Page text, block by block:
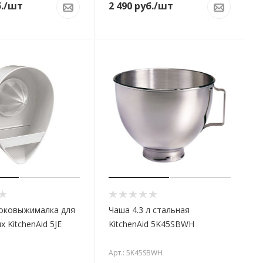
/шт 2 490 руб./шт
для
KitchenAid 5JE
Чаша 4.3 л стальная
KitchenAid 5K45SBWH
Арт.: 5K45SBWH